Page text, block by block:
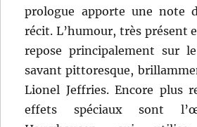
prologue apporte une note
récit. L’humour, très présent
repose principalement sur
savant pittoresque,
Lionel Jeffries. Encore plus
effets spéciaux sont